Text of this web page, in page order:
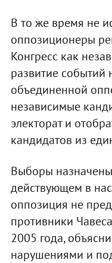
В то же время не
оппозиционеры
Конгресс как
развитие событий
объединенной
независимые
электорат и
кандидатов из
Выборы
действующем в
оппозиция не
противники
2005 года,
нарушениями и